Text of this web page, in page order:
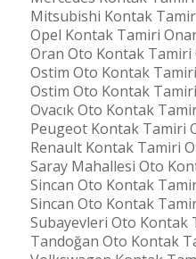
Mitsubishi Kontak Tamiri
Opel Kontak Tamiri
Oran Oto Kontak Tamiri
Ostim Oto Kontak Tamiri
Ostim Oto Kontak Tamiri
Ovacık Oto Kontak
Peugeot Kontak Tamiri
Renault Kontak Tamiri
Saray Mahallesi Oto
Sincan Oto Kontak
Sincan Oto Kontak
Subayevleri Oto Kontak
Tandoğan Oto Kontak